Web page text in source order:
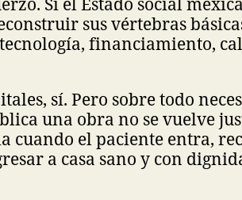
sus vértebras
financiamiento,
sí. Pero sobre todo
una obra no se vuelve
cuando el paciente entra,
a casa sano y con